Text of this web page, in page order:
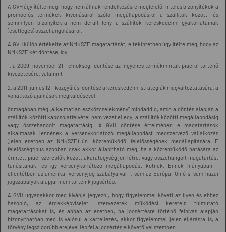
A GVH úgy ítélte meg, hogy nem állnak rendelkezésre megfelelő, hiteles bizonyítékok a
promóciós termékek kivonásáról szóló megállapodásról a szállítók között, és
semmilyen bizonyítékra nem derült fény a szállítók kereskedelmi gyakorlatainak
(esetleges) összehangolásáról.
A GVH külön értékelte az NMKSZE magatartását, e tekintetben úgy ítélte meg, hogy az
NMKSZE két döntése, így
1. a 2009. november 21-i elnökségi döntése az ingyenes termékminták piacról történő
kivezetésére, valamint
2. a 2011. június 12-i közgyűlési döntése a kereskedelmi stratégiák megváltoztatására, a
vonatkozó ajánlások megküldésével
önmagában még „alkalmatlan eszközcselekmény” mindaddig, amíg a döntés alapján a
szállítók közötti kapcsolatfelvétel nem vezet el egy, a szállítók közötti megállapodásig
vagy összehangolt magatartásig. A GVH döntése értelmében e magatartások
alkalmasak lennének a versenykorlátozó megállapodást megszervező vállalkozás
(jelen esetben az NMKSZE) ún. közreműködői felelősségének megállapítására. E
felelősségtípus azonban csak akkor állapítható meg, ha a közreműködő hatására az
érintett piaci szereplők között akarategység jön létre, vagy összehangolt magatartást
tanúsítanak, és így versenykorlátozó megállapodást kötnek. Ennek hiányában –
ellentétben az amerikai versenyjog szabályaival –, sem az Európai Unió-s, sem hazai
jogszabályok alapján nem történik jogsértés.
A GVH ugyanakkor meg kívánja jegyezni, hogy figyelemmel követi az ilyen és ehhez
hasonló, az érdekképviseleti szervezetek működési keretein túlmutató
magatartásokat is, és abban az esetben, ha jogsértésre történő felhívás alapján
bizonyíthatóan meg is valósul a kartellezés, akkor figyelemmel jelen eljárásra is, a
törvény legszigorúbb erejével lép fel a jogsértés elkövetőivel szemben.